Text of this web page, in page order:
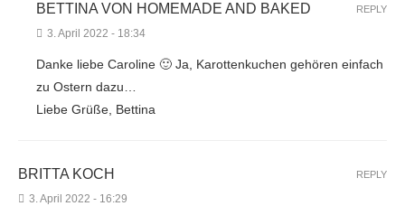
BETTINA VON HOMEMADE AND BAKED
3. April 2022 - 18:34
Danke liebe Caroline 🙂 Ja, Karottenkuchen gehören einfach
zu Ostern dazu…
Liebe Grüße, Bettina
REPLY
BRITTA KOCH
3. April 2022 - 16:29
REPLY